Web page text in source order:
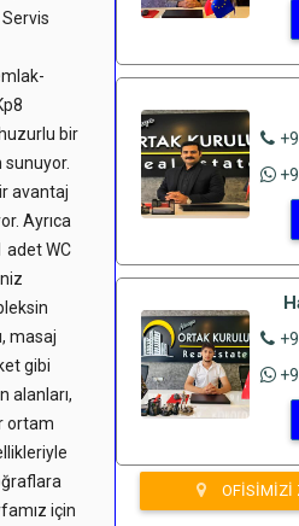
bir
avantaj
Ayrıca
adet WC
masaj
gibi
alanları,
ortam
için
OFISIMIZI